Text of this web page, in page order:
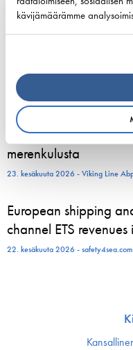
kävijämäärämme
3. elokuuta 2026 - Tallink Silja Oy
Pohjoismaiset
Helsinkiin
24. kesäkuuta 2026 - Suomen
800 kesätyöntekijää
Linen laivoilla –
merenkulusta
23. kesäkuuta 2026 - Viking Line
European shipping
channel ETS
22. kesäkuuta 2026 - safety4sea.com